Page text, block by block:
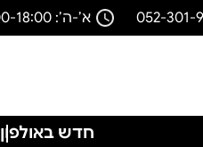
052-301- א’-ה’: 08:00-18:00
חדש באולפון